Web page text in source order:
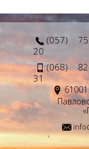
(057)
20
(068)
31